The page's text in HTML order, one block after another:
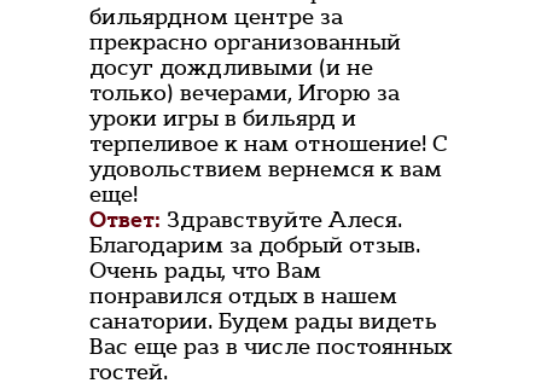
бильярдном центре за
прекрасно организованный
досуг дождливыми (и не
только) вечерами, Игорю за
уроки игры в бильярд и
терпеливое к нам отношение! С
удовольствием вернемся к вам
еще!
Ответ: Здравствуйте Алеся.
Благодарим за добрый отзыв.
Очень рады, что Вам
понравился отдых в нашем
санатории. Будем рады видеть
Вас еще раз в числе постоянных
гостей.